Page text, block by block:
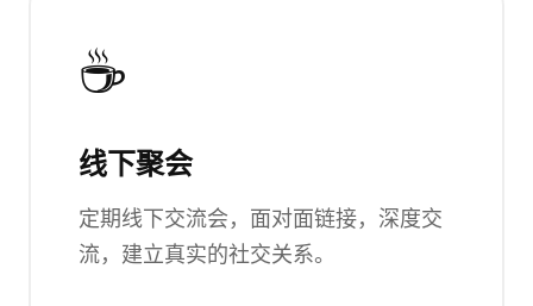
☕
线下聚会
定期线下交流会，面对面链接，深度交
流，建立真实的社交关系。